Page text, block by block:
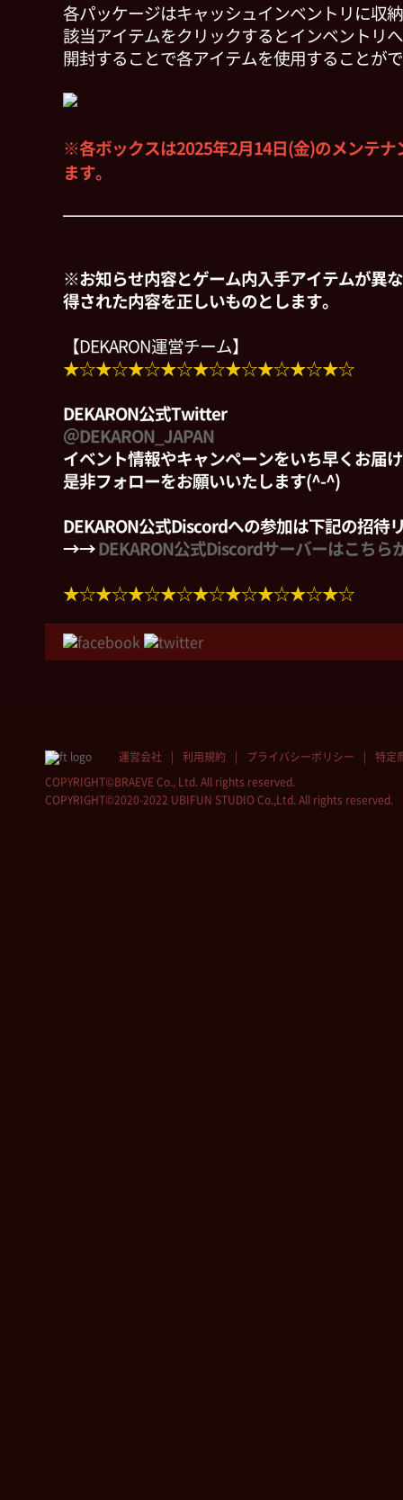
各パッケージはキャッシュインベントリに収
該当アイテムをクリックするとインベントリ
開封することで各アイテムを使用することが
※各ボックスは2025年2月14日(金)のメンテナ
ます。
※お知らせ内容とゲーム内入手アイテムが異
得された内容を正しいものとします。
【DEKARON運営チーム】
★☆★☆★☆★☆★☆★☆★☆★☆★☆
DEKARON公式Twitter
＠DEKARON_JAPAN
イベント情報やキャンペーンをいち早くお届
是非フォローをお願いいたします(^-^)
DEKARON公式Discordへの参加は下記の招待
→→ DEKARON公式Discordサーバーはこちら
★☆★☆★☆★☆★☆★☆★☆★☆★☆
運営会社 利用規約 プライバシーポリシー 特定
COPYRIGHT©BRAEVE Co., Ltd. All rights reserved.
COPYRIGHT©2020-2022 UBIFUN STUDIO Co.,Ltd. All rights reserved.